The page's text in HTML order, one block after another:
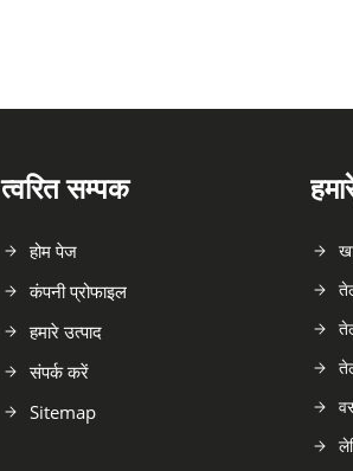
त्वरित सम्पक
होम पेज
कंपनी प्रोफाइल
हमारे उत्पाद
संपर्क करें
Sitemap